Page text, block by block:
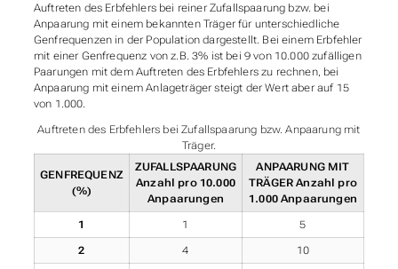
Auftreten des Erbfehlers bei reiner Zufallspaarung bzw. bei
Anpaarung mit einem bekannten Träger für unterschiedliche
Genfrequenzen in der Population dargestellt. Bei einem Erbfehler
mit einer Genfrequenz von z.B. 3% ist bei 9 von 10.000 zufälligen
Paarungen mit dem Auftreten des Erbfehlers zu rechnen, bei
Anpaarung mit einem Anlageträger steigt der Wert aber auf 15
von 1.000.
Auftreten des Erbfehlers bei Zufallspaarung bzw. Anpaarung mit
Träger.
GENFREQUENZ
(%)
ZUFALLSPAARUNG
Anzahl pro 10.000
Anpaarungen
ANPAARUNG MIT
TRÄGER Anzahl pro
1.000 Anpaarungen
1 1 5
2 4 10